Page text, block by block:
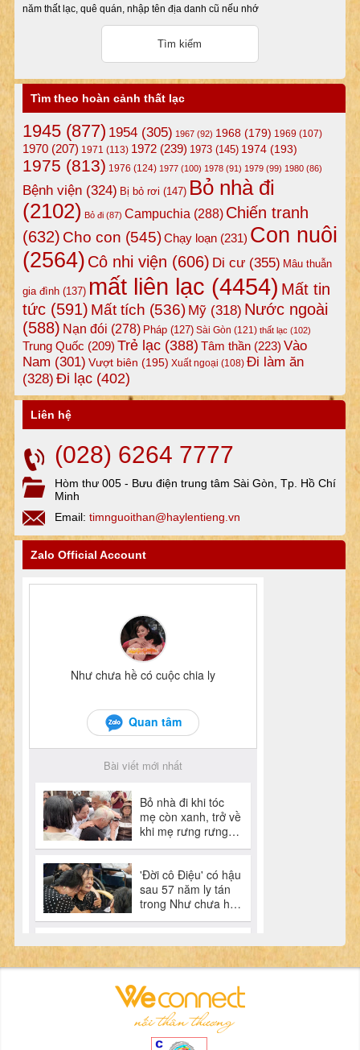
năm thất lạc, quê quán, nhập tên địa danh cũ nếu nhớ
Tìm theo hoàn cảnh thất lạc
1945(877) 1954(305) 1967(92) 1968(179) 1969 (107)
1970(207) 1971 (113) 1972(239) 1973(145) 1974(193)
1975 (813) 1976 (124) 1977(100) 1978(91) 1979(99) 1980(86)
Bệnh viện(324) Bị bỏ rơi (147) Bỏ nhà đi
(2102) Bỏ đi(87) Campuchia (288) Chiến tranh
(632) Cho con (545)Chạy loạn(231) Con nuôi
(2564) Cô nhi viện (606) Di cư(355) Mâu thuẫn
gia đình(137) mất liên lạc (4454) Mất tin
tức(591) Mất tích (536) Mỹ(318) Nước ngoài
(588) Nạn đói (278) Pháp(127) Sài Gòn (121) thất lạc (102)
Trung Quốc (209) Trẻ lạc(388) Tâm thần(223) Vào
Nam (301) Vượt biên (195) Xuất ngoại (108) Đi làm ăn
(328) Đi lạc(402)
Liên hệ
(028) 6264 7777
Hòm thư 005 - Bưu điện trung tâm Sài Gòn, Tp. Hồ Chí
Minh
Email: timnguoithan@haylentieng.vn
Zalo Official Account